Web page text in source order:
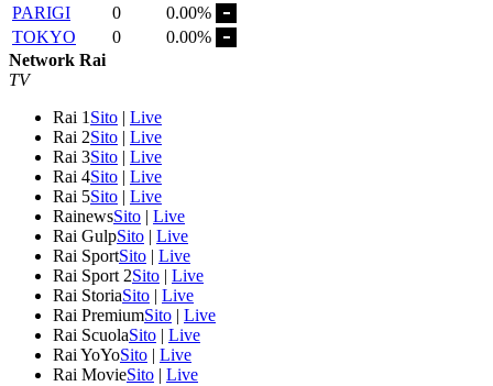
PARIGI
0
0.00%
TOKYO
0
0.00%
Network Rai
TV
Rai 1 Sito | Live
Rai 2Sito | Live
Rai 3Sito | Live
Rai 4Sito | Live
Rai 5Sito | Live
RainewsSito | Live
Rai GulpSito | Live
Rai SportSito | Live
Rai Sport 2Sito | Live
Rai StoriaSito | Live
Rai PremiumSito | Live
Rai ScuolaSito | Live
Rai YoYoSito | Live
Rai MovieSito | Live